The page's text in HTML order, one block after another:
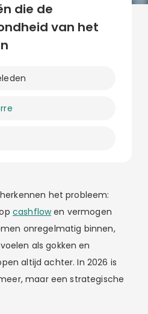
die de
van het
het probleem:
cashflowen vermogen
onregelmatig binnen,
als gokken en
altijd achter. In 2026 is
maar een strategische